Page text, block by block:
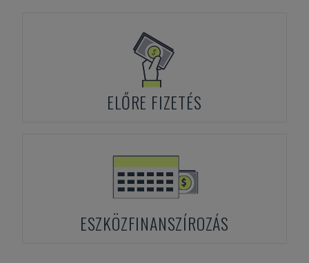
ELŐRE FIZETÉS
ESZKÖZFINANSZÍROZÁS